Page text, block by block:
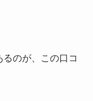
のが、この口コ